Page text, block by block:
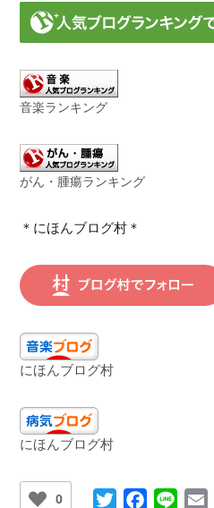
音楽ランキング
がん・腫瘍ランキング
＊にほんブログ村＊
にほんブログ村
にほんブログ村
0 TwitterFacebook
Line